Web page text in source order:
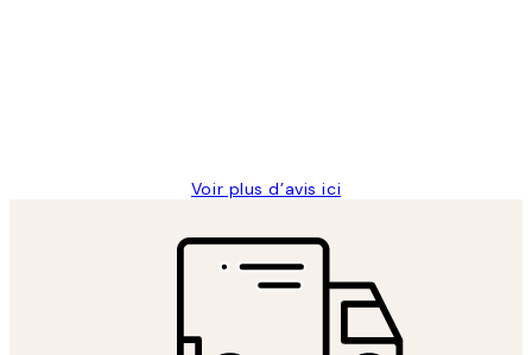
Voir plus d’avis ici